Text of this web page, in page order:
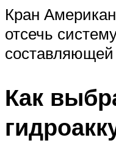
Кран
отсечь
составляющей
Как